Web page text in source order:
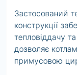
Застосований
конструкції
тепловіддачу
дозволяє
примусовою